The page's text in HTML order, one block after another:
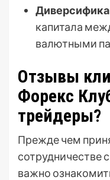
капитала
валютными
Отзывы
Форекс
трейдеры?
Прежде чем
сотрудничестве
важно